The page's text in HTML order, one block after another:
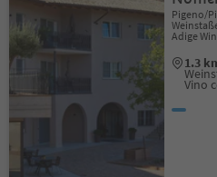
Pigeno/
Adige
1.3
Vino